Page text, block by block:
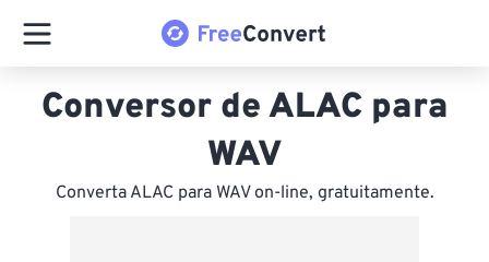
Conversor de ALAC para
WAV
Converta ALAC para WAV on-line, gratuitamente.